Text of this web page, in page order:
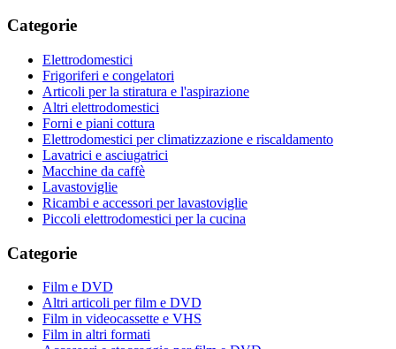
Categorie
Elettrodomestici
Frigoriferi e congelatori
Articoli per la stiratura e l'aspirazione
Altri elettrodomestici
Forni e piani cottura
Elettrodomestici per climatizzazione e riscaldamento
Lavatrici e asciugatrici
Macchine da caffè
Lavastoviglie
Ricambi e accessori per lavastoviglie
Piccoli elettrodomestici per la cucina
Categorie
Film e DVD
Altri articoli per film e DVD
Film in videocassette e VHS
Film in altri formati